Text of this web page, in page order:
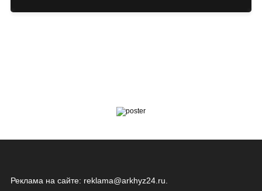
Реклама на сайте: reklama@arkhyz24.ru